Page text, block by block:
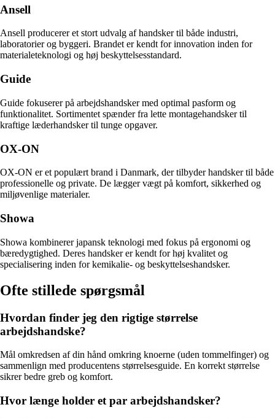
Ansell
Ansell producerer et stort udvalg af handsker til både industri,
laboratorier og byggeri. Brandet er kendt for innovation inden for
materialeteknologi og høj beskyttelsesstandard.
Guide
Guide fokuserer på arbejdshandsker med optimal pasform og
funktionalitet. Sortimentet spænder fra lette montagehandsker til
kraftige læderhandsker til tunge opgaver.
OX-ON
OX-ON er et populært brand i Danmark, der tilbyder handsker til både
professionelle og private. De lægger vægt på komfort, sikkerhed og
miljøvenlige materialer.
Showa
Showa kombinerer japansk teknologi med fokus på ergonomi og
bæredygtighed. Deres handsker er kendt for høj kvalitet og
specialisering inden for kemikalie- og beskyttelseshandsker.
Ofte stillede spørgsmål
Hvordan finder jeg den rigtige størrelse
arbejdshandske?
Mål omkredsen af din hånd omkring knoerne (uden tommelfinger) og
sammenlign med producentens størrelsesguide. En korrekt størrelse
sikrer bedre greb og komfort.
Hvor længe holder et par arbejdshandsker?